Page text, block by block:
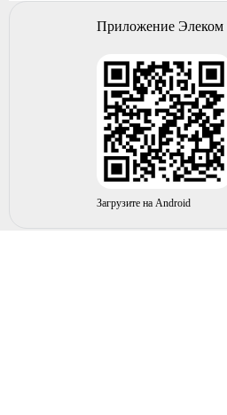
Приложение Элеком
Загрузите на Android